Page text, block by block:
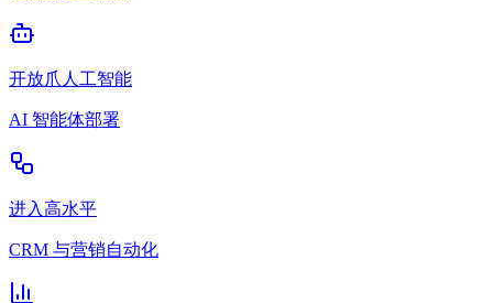
开放爪人工智能
AI 智能体部署
进入高水平
CRM 与营销自动化